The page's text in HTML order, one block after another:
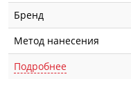
Бренд
Метод нанесения
Подробнее